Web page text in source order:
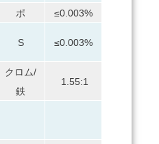
ポ
≤0.003%
S ≤0.003%
クロム/
鉄
1.55:1